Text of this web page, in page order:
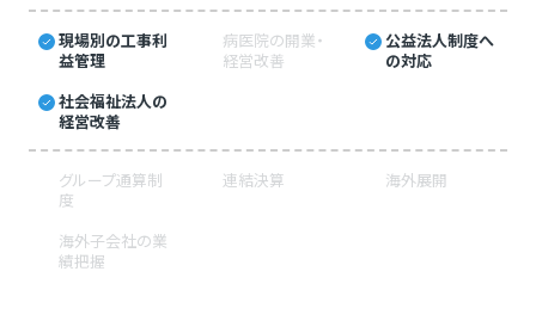
現場別の工事利
益管理
病医院の開業・
経営改善
公益法人制度へ
の対応
社会福祉法人の
経営改善
グループ通算制
度
連結決算 海外展開
海外子会社の業
績把握